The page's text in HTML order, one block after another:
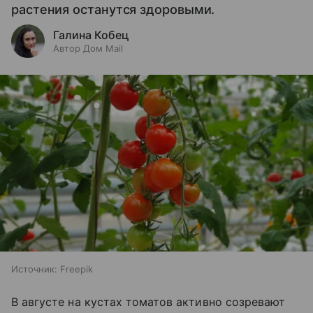
растения останутся здоровыми.
Галина Кобец
Автор Дом Mail
Источник: Freepik
В августе на кустах томатов активно созревают